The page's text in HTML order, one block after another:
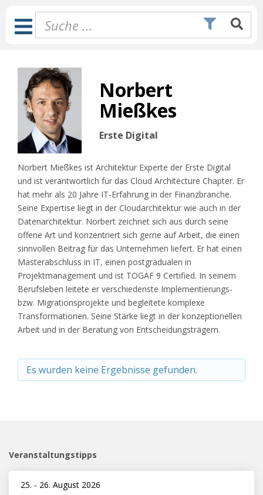
Inhalt
springen
Toggle
Navigation
Norbert
Mießkes
Erste Digital
Norbert Mießkes ist Architektur Experte der Erste Digital
und ist verantwortlich für das Cloud Architecture Chapter. Er
hat mehr als 20 Jahre IT-Erfahrung in der Finanzbranche.
Seine Expertise liegt in der Cloudarchitektur wie auch in der
Datenarchitektur. Norbert zeichnet sich aus durch seine
offene Art und konzentriert sich gerne auf Arbeit, die einen
sinnvollen Beitrag für das Unternehmen liefert. Er hat einen
Masterabschluss in IT, einen postgradualen in
Projektmanagement und ist TOGAF 9 Certified. In seinem
Berufsleben leitete er verschiedenste Implementierungs-
bzw. Migrationsprojekte und begleitete komplexe
Transformationen. Seine Stärke liegt in der konzeptionellen
Arbeit und in der Beratung von Entscheidungsträgern.
Es wurden keine Ergebnisse gefunden.
Veranstaltungstipps
25. - 26. August 2026